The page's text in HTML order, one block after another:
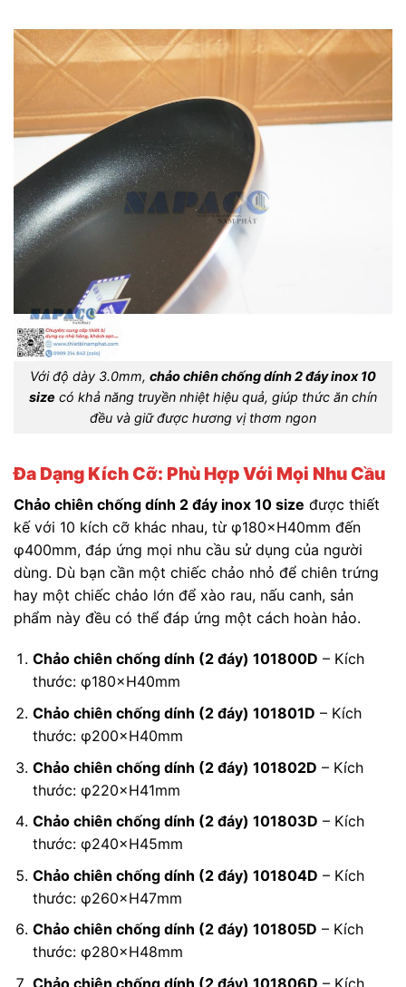
Với độ dày 3.0mm, chảo chiên chống dính 2 đáy inox 10
size có khả năng truyền nhiệt hiệu quả, giúp thức ăn chín
đều và giữ được hương vị thơm ngon
Đa Dạng Kích Cỡ: Phù Hợp Với Mọi Nhu Cầu
Chảo chiên chống dính 2 đáy inox 10 size được thiết
kế với 10 kích cỡ khác nhau, từ φ180×H40mm đến
φ400mm, đáp ứng mọi nhu cầu sử dụng của người
dùng. Dù bạn cần một chiếc chảo nhỏ để chiên trứng
hay một chiếc chảo lớn để xào rau, nấu canh, sản
phẩm này đều có thể đáp ứng một cách hoàn hảo.
Chảo chiên chống dính (2 đáy) 101800D – Kích
thước: φ180×H40mm
Chảo chiên chống dính (2 đáy) 101801D – Kích
thước: φ200×H40mm
Chảo chiên chống dính (2 đáy) 101802D – Kích
thước: φ220×H41mm
Chảo chiên chống dính (2 đáy) 101803D – Kích
thước: φ240×H45mm
Chảo chiên chống dính (2 đáy) 101804D – Kích
thước: φ260×H47mm
Chảo chiên chống dính (2 đáy) 101805D – Kích
thước: φ280×H48mm
Chảo chiên chống dính (2 đáy) 101806D – Kích